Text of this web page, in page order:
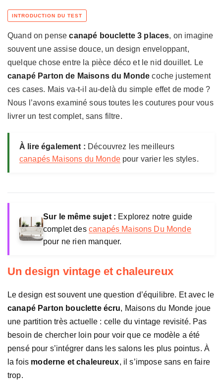
n
a
p
é
r
t
o
s
M
o
n
Pieds Hevea, finition bois moyen verni
Prix constate 649 € en promo (1 299 € plein tarif)
Quand on pensecanapé bouclette 3 places, on imagine
souvent une assise douce, un design enveloppant,
quelque chose entre la pièce déco et le nid douillet. Le
canapé Parton de Maisons du Monde coche justement
ces cases. Mais va-t-il au-delà du simple effet de mode ?
Nous l’avons examiné sous toutes les coutures pour vous
livrer un test complet, sans filtre.
À lire également : Découvrez les meilleurs
canapés Maisons du Mondepour varier les styles.
Sur le même sujet : Explorez notre guide
complet des canapés Maisons Du Monde
pour ne rien manquer.
Un design vintage et chaleureux
Le design est souvent une question d’équilibre. Et avec le
canapé Parton bouclette écru, Maisons du Monde joue
une partition très actuelle : celle du vintage revisité. Pas
besoin de chercher loin pour voir que ce modèle a été
pensé pour s’intégrer dans les salons les plus pointus. À
la fois moderne et chaleureux, il s’impose sans en faire
trop.